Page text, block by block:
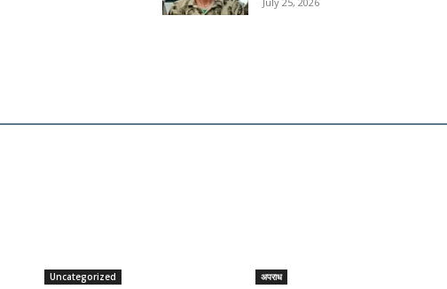
Uncategorized अपराध